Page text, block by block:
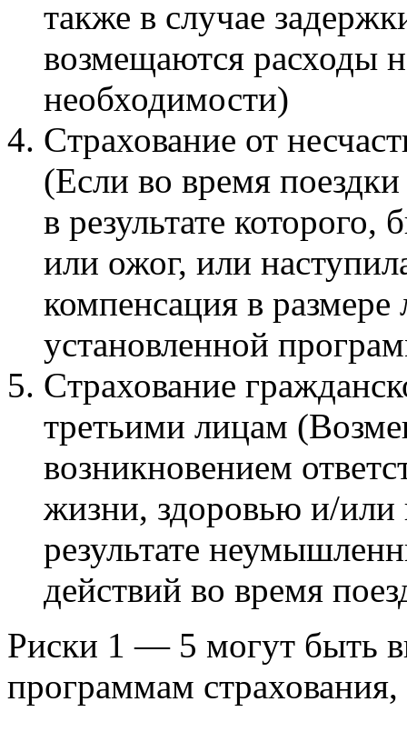
также в случае
возмещаются расходы
необходимости)
Cтрахование от
(Если во время
в результате
или ожог, или
компенсация в размере
установленной
Cтрахование
третьими лицам
возникновением
жизни, здоровью и/или
результате
действий во время
Риски 1 — 5 могут быть
программам страхования,